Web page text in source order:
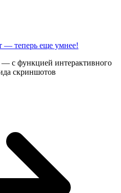
— теперь еще умнее!
с функцией интерактивного
скриншотов